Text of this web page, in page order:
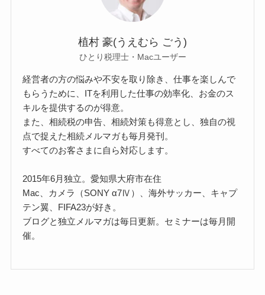
植村 豪(うえむら ごう)
ひとり税理士・Macユーザー
経営者の方の悩みや不安を取り除き、仕事を楽しんで
もらうために、ITを利用した仕事の効率化、お金のス
キルを提供するのが得意。
また、相続税の申告、相続対策も得意とし、独自の視
点で捉えた相続メルマガも毎月発刊。
すべてのお客さまに自ら対応します。
2015年6月独立。愛知県大府市在住
Mac、カメラ（SONY α7Ⅳ）、海外サッカー、キャプ
テン翼、FIFA23が好き。
ブログと独立メルマガは毎日更新。セミナーは毎月開
催。